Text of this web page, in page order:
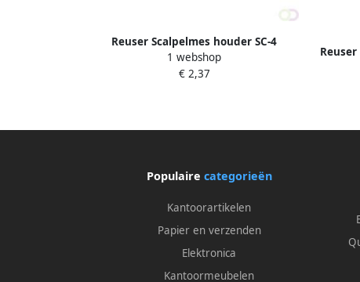
Reuser Scalpelmes houder SC-4
1 webshop
€ 2,37
Populaire categorieën
Kantoorartikelen
Papier en verzenden
Elektronica
Kantoormeubelen